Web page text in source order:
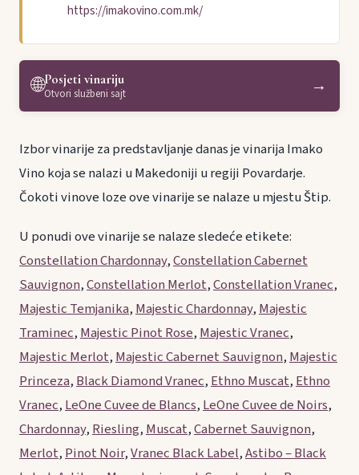
https://imakovino.com.mk/
🌐Posjeti vinariju
Otvori službeni sajt →
Izbor vinarije za predstavljanje danas je vinarija Imako
Vino koja se nalazi u Makedoniji u regiji Povardarje.
Čokoti vinove loze ove vinarije se nalaze u mjestu Štip.
U ponudi ove vinarije se nalaze sledeće etikete:
Constellation Chardonnay,Constellation Cabernet
Sauvignon,Constellation Merlot,Constellation Vranec,
Majestic Temjanika,Majestic Chardonnay,Majestic
Traminec,Majestic Pinot Rose,Majestic Vranec,
Majestic Merlot,Majestic Cabernet Sauvignon,Majestic
Princeza,Black Diamond Vranec,Ethno Muscat,Ethno
Vranec,LeOne Cuvee de Blancs,LeOne Cuvee de Noirs,
Chardonnay,Riesling,Muscat,Cabernet Sauvignon,
Merlot,Pinot Noir,Vranec Black Label,Astibo – Black